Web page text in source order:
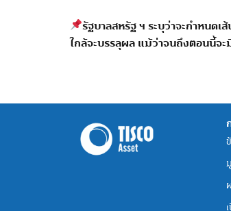
รัฐบาลสหรัฐ ฯ ระบุว่าจะกำหนดเ
ใกล้จะบรรลุผล แม้ว่าจนถึงตอนนี้จ